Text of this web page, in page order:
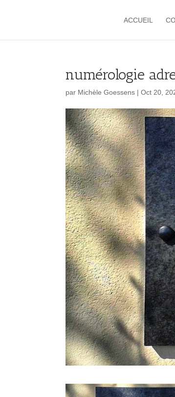
ACCUEIL
numérologie
par Michèle Goessens |Oct 20,